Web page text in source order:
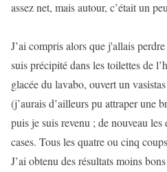
assez net, mais autour, c’était un
J’ai compris alors que j'allais
suis précipité dans les toilettes de
glacée du lavabo, ouvert un
(j’aurais d’ailleurs pu attraper une
puis je suis revenu ; de nouveau
cases. Tous les quatre ou cinq
J’ai obtenu des résultats moins